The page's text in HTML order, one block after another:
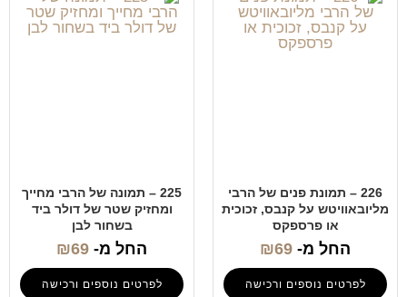
226 – תמונת פנים של הרבי
מליובאוויטש על קנבס, זכוכית
או פרספקס
החל מ- ₪69
לפרטים נוספים ורכישה
225 – תמונה של הרבי מחייך
ומחזיק שטר של דולר ביד
בשחור לבן
החל מ- ₪69
לפרטים נוספים ורכישה